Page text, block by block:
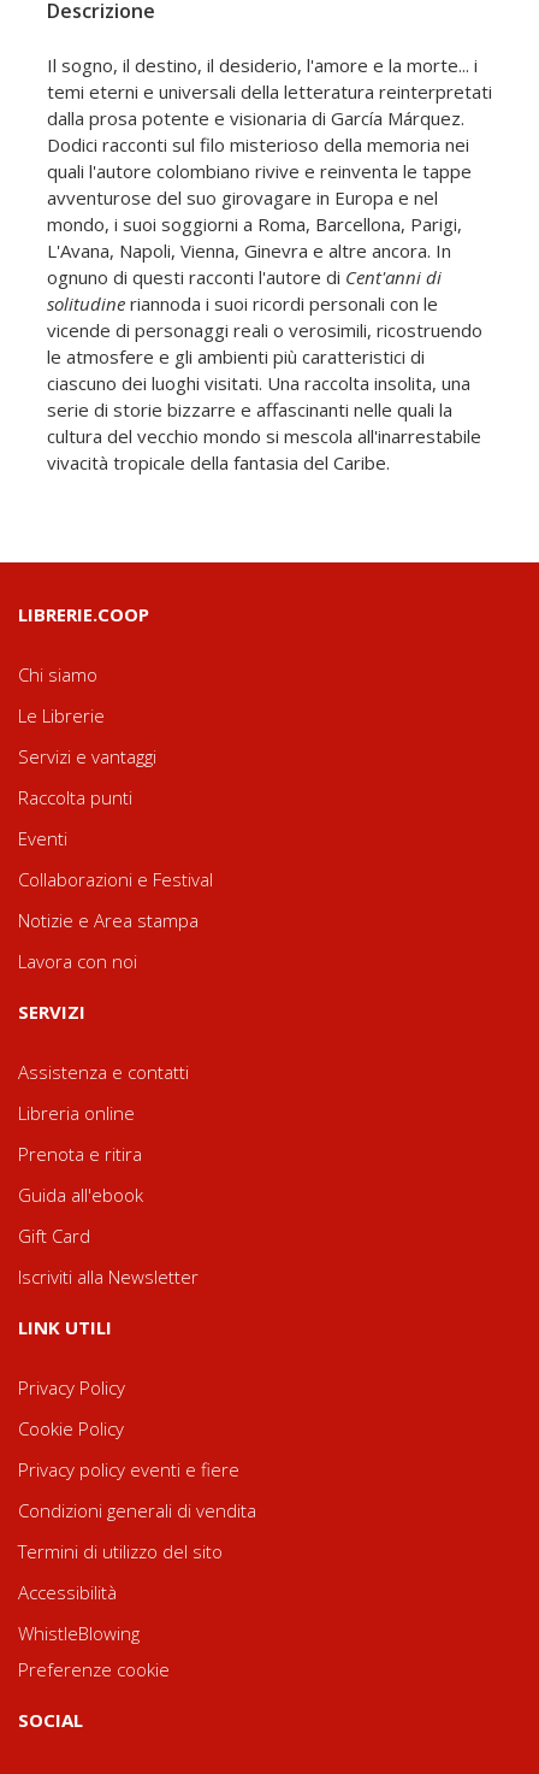
Descrizione
Il sogno, il destino, il desiderio, l'amore e la morte... i
temi eterni e universali della letteratura reinterpretati
dalla prosa potente e visionaria di García Márquez.
Dodici racconti sul filo misterioso della memoria nei
quali l'autore colombiano rivive e reinventa le tappe
avventurose del suo girovagare in Europa e nel
mondo, i suoi soggiorni a Roma, Barcellona, Parigi,
L'Avana, Napoli, Vienna, Ginevra e altre ancora. In
ognuno di questi racconti l'autore di Cent'anni di
solitudine riannoda i suoi ricordi personali con le
vicende di personaggi reali o verosimili, ricostruendo
le atmosfere e gli ambienti più caratteristici di
ciascuno dei luoghi visitati. Una raccolta insolita, una
serie di storie bizzarre e affascinanti nelle quali la
cultura del vecchio mondo si mescola all'inarrestabile
vivacità tropicale della fantasia del Caribe.
LIBRERIE.COOP
Chi siamo
Le Librerie
Servizi e vantaggi
Raccolta punti
Eventi
Collaborazioni e Festival
Notizie e Area stampa
Lavora con noi
SERVIZI
Assistenza e contatti
Libreria online
Prenota e ritira
Guida all'ebook
Gift Card
Iscriviti alla Newsletter
LINK UTILI
Privacy Policy
Cookie Policy
Privacy policy eventi e fiere
Condizioni generali di vendita
Termini di utilizzo del sito
Accessibilità
WhistleBlowing
Preferenze cookie
SOCIAL